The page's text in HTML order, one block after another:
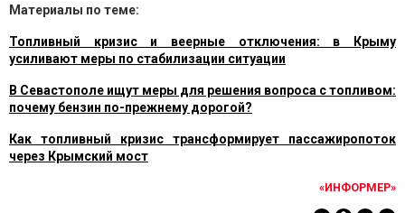
Материалы по теме:
Топливный кризис и веерные отключения: в Крыму
усиливают меры по стабилизации ситуации
В Севастополе ищут меры для решения вопроса с топливом:
почему бензин по-прежнему дорогой?
Как топливный кризис трансформирует пассажиропоток
через Крымский мост
«ИНФОРМЕР»